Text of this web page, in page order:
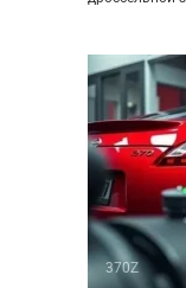
370Z